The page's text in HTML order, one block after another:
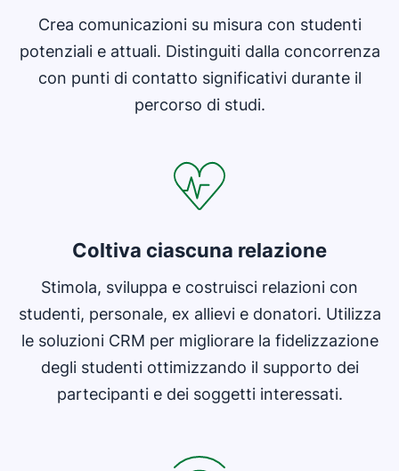
Crea comunicazioni su misura con studenti
potenziali e attuali. Distinguiti dalla concorrenza
con punti di contatto significativi durante il
percorso di studi.
Coltiva ciascuna relazione
Stimola, sviluppa e costruisci relazioni con
studenti, personale, ex allievi e donatori. Utilizza
le soluzioni CRM per migliorare la fidelizzazione
degli studenti ottimizzando il supporto dei
partecipanti e dei soggetti interessati.